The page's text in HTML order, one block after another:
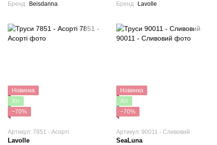
Бренд
Beisdanna
Бренд
Lavolle
Новинка
Хіт
−70%
Артикул: 7851 - Асорті
Lavolle
Новинка
Хіт
−70%
Артикул: 90011 - Сливовий
SeaLuna